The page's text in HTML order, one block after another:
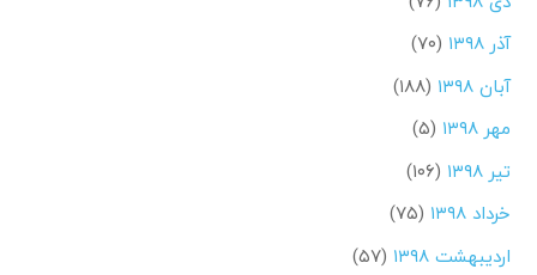
آذر ۱۳۹۸
(۷۰)
آبان ۱۳۹۸
(۱۸۸)
مهر ۱۳۹۸
(۵)
تیر ۱۳۹۸
(۱۰۶)
خرداد ۱۳۹۸
(۷۵)
اردیبهشت ۱۳۹۸
(۵۷)